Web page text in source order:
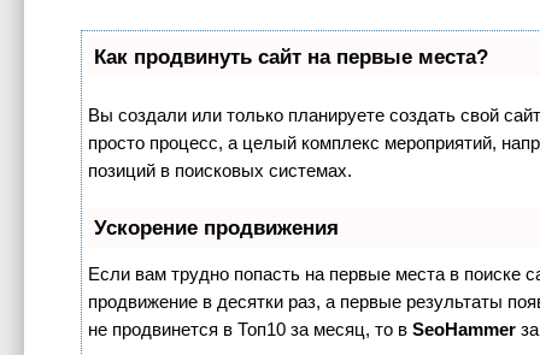
Как продвинуть сайт на первые места?
Вы создали или только планируете создать свой
просто процесс, а целый комплекс мероприятий,
позиций в поисковых системах.
Ускорение продвижения
Если вам трудно попасть на первые места в поиске
продвижение в десятки раз, а первые результаты
не продвинется в Топ10 за месяц, то вSeoHammer